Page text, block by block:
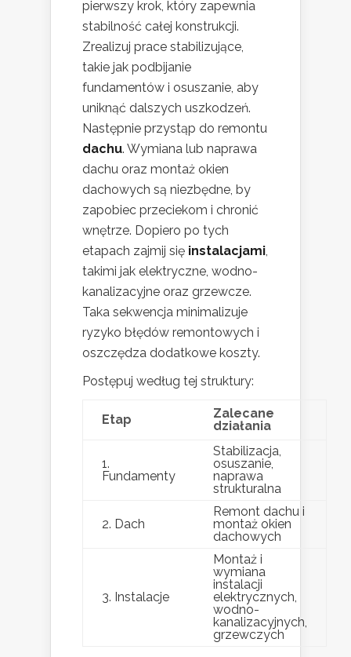
pierwszy krok, który zapewnia
stabilność całej konstrukcji.
Zrealizuj prace stabilizujące,
takie jak podbijanie
fundamentów i osuszanie, aby
uniknąć dalszych uszkodzeń.
Następnie przystąp do remontu
dachu. Wymiana lub naprawa
dachu oraz montaż okien
dachowych są niezbędne, by
zapobiec przeciekom i chronić
wnętrze. Dopiero po tych
etapach zajmij się instalacjami
takimi jak elektryczne, wodno-
kanalizacyjne oraz grzewcze.
Taka sekwencja minimalizuje
ryzyko błędów remontowych i
oszczędza dodatkowe koszty.
Postępuj według tej struktury:
Etap
Zalecane
działania
1.
Fundamenty
Stabilizacja,
osuszanie,
naprawa
strukturalna
2. Dach
Remont dachu i
montaż okien
dachowych
3. Instalacje
Montaż i
wymiana
instalacji
elektrycznych,
wodno-
kanalizacyjnych,
grzewczych